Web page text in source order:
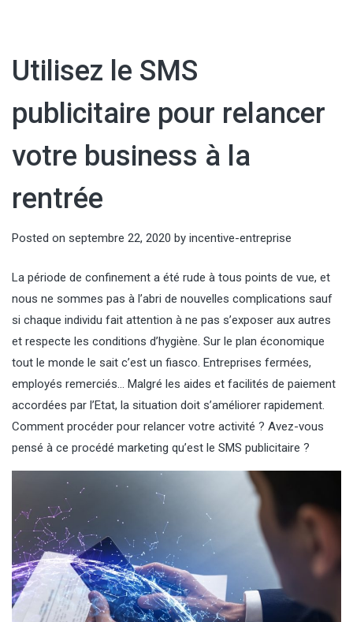
Utilisez le SMS
publicitaire pour relancer
votre business à la
rentrée
Posted on septembre 22, 2020 by incentive-entreprise
La période de confinement a été rude à tous points de vue, et
nous ne sommes pas à l’abri de nouvelles complications sauf
si chaque individu fait attention à ne pas s’exposer aux autres
et respecte les conditions d’hygiène. Sur le plan économique
tout le monde le sait c’est un fiasco. Entreprises fermées,
employés remerciés… Malgré les aides et facilités de paiement
accordées par l’Etat, la situation doit s’améliorer rapidement.
Comment procéder pour relancer votre activité ? Avez-vous
pensé à ce procédé marketing qu’est le SMS publicitaire ?